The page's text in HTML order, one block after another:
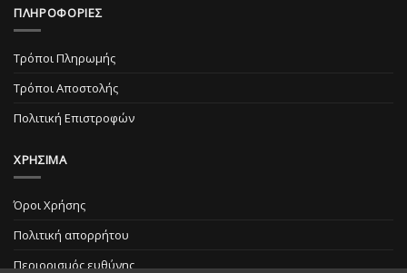
ΠΛΗΡΟΦΟΡΙΕΣ
Τρόποι Πληρωμής
Τρόποι Αποστολής
Πολιτική Επιστροφών
ΧΡΗΣΙΜΑ
Όροι Χρήσης
Πολιτική απορρήτου
Περιορισμός ευθύνης